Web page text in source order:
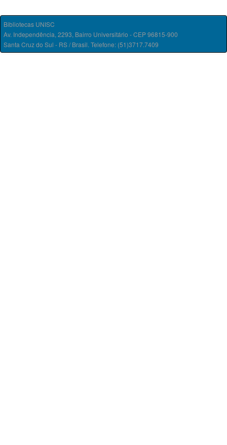
Bibliotecas UNISC
Av. Independência, 2293, Bairro Universitário - CEP 96815-900
Santa Cruz do Sul - RS / Brasil. Telefone: (51)3717.7409